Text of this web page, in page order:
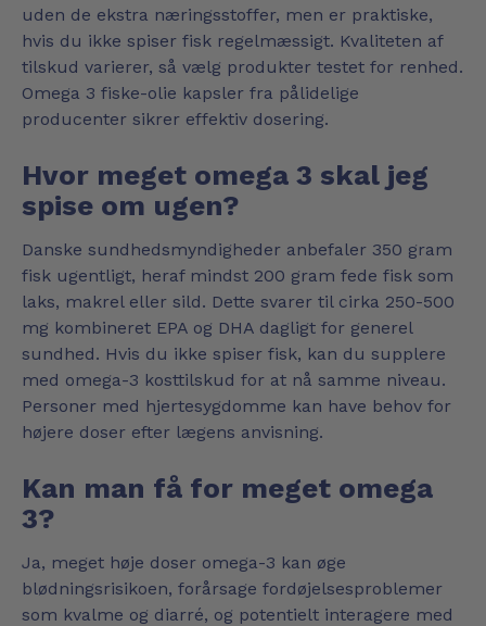
uden de ekstra næringsstoffer, men er praktiske,
hvis du ikke spiser fisk regelmæssigt. Kvaliteten af
tilskud varierer, så vælg produkter testet for renhed.
Omega 3 fiske-olie kapsler fra pålidelige
producenter sikrer effektiv dosering.
Hvor meget omega 3 skal jeg
spise om ugen?
Danske sundhedsmyndigheder anbefaler 350 gram
fisk ugentligt, heraf mindst 200 gram fede fisk som
laks, makrel eller sild. Dette svarer til cirka 250-500
mg kombineret EPA og DHA dagligt for generel
sundhed. Hvis du ikke spiser fisk, kan du supplere
med omega-3 kosttilskud for at nå samme niveau.
Personer med hjertesygdomme kan have behov for
højere doser efter lægens anvisning.
Kan man få for meget omega
3?
Ja, meget høje doser omega-3 kan øge
blødningsrisikoen, forårsage fordøjelsesproblemer
som kvalme og diarré, og potentielt interagere med